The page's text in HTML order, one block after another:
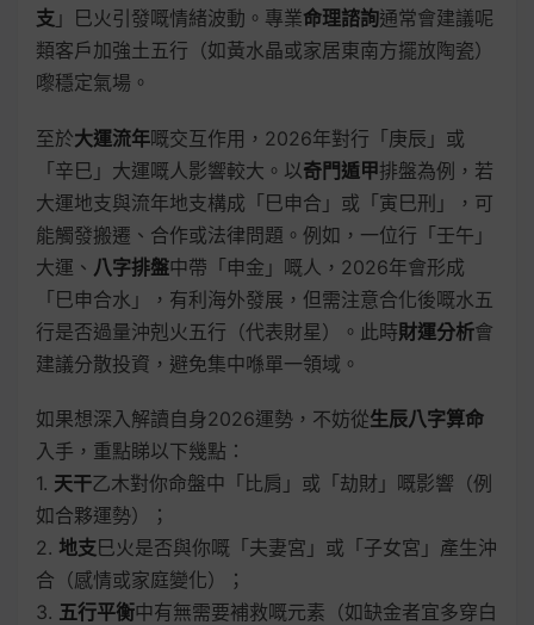
支 」巳火引發嘅情緒波動。專業命理諮詢通常會建議呢
類客戶加強土五行（如黃水晶或家居東南方擺放陶瓷）
嚟穩定氣場。
至於大運流年嘅交互作用，2026年對行「庚辰」或
「辛巳」大運嘅人影響較大。以奇門遁甲排盤為例，若
大運地支與流年地支構成「巳申合」或「寅巳刑」，可
能觸發搬遷、合作或法律問題。例如，一位行「壬午」
大運、 八字排盤中帶「申金」嘅人，2026年會形成
「巳申合水」，有利海外發展，但需注意合化後嘅水五
行是否過量沖剋火五行（代表財星）。此時財運分析會
建議分散投資，避免集中喺單一領域。
如果想深入解讀自身2026運勢，不妨從生辰八字算命
入手，重點睇以下幾點：
1. 天干乙木對你命盤中「比肩」或「劫財」嘅影響（例
如合夥運勢）；
2. 地支巳火是否與你嘅「夫妻宮」或「子女宮」產生沖
合（感情或家庭變化）；
3. 五行平衡中有無需要補救嘅元素（如缺金者宜多穿白